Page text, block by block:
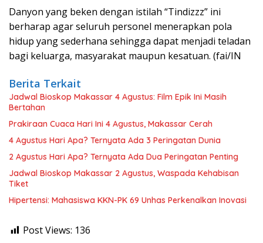
Danyon yang beken dengan istilah “Tindizzz” ini
berharap agar seluruh personel menerapkan pola
hidup yang sederhana sehingga dapat menjadi teladan
bagi keluarga, masyarakat maupun kesatuan. (fai/IN
Berita Terkait
Jadwal Bioskop Makassar 4 Agustus: Film Epik Ini Masih
Bertahan
Prakiraan Cuaca Hari Ini 4 Agustus, Makassar Cerah
4 Agustus Hari Apa? Ternyata Ada 3 Peringatan Dunia
2 Agustus Hari Apa? Ternyata Ada Dua Peringatan Penting
Jadwal Bioskop Makassar 2 Agustus, Waspada Kehabisan
Tiket
Hipertensi: Mahasiswa KKN-PK 69 Unhas Perkenalkan Inovasi
Post Views: 136